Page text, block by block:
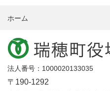
ホーム
法人番号：1000020133035
〒190-1292